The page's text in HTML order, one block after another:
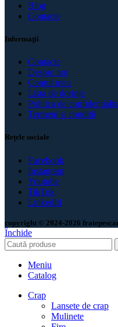
Blog
Contacte
Informaţii
Contacte
Despre noi
Contul meu
Lista de dorințe
Politica de
Termeni și condiții
Rețele sociale
Facebook
Instagram
Youtube
TikTok
LinkedId
copyright © 2024-2026
Închide
Meniu
Catalog
Crap
Lansete de crap
Mulinete